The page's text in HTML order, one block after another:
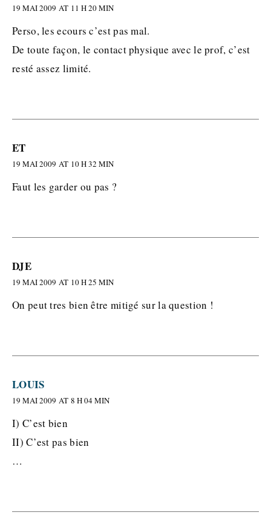
19 MAI 2009 AT 11 H 20 MIN
Perso, les ecours c’est pas mal.
De toute façon, le contact physique avec le prof, c’est
resté assez limité.
ET
19 MAI 2009 AT 10 H 32 MIN
Faut les garder ou pas ?
DJE
19 MAI 2009 AT 10 H 25 MIN
On peut tres bien être mitigé sur la question !
LOUIS
19 MAI 2009 AT 8 H 04 MIN
I) C’est bien
II) C’est pas bien
…